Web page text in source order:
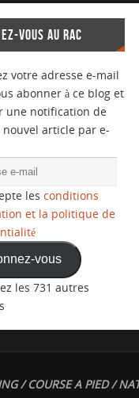
VOUS AU RAC
votre adresse e-mail
abonner à ce blog et
une notification de
nouvel article par e-
les conditions
et la politique de
vous
les 731 autres
/ COURSE A PIED /